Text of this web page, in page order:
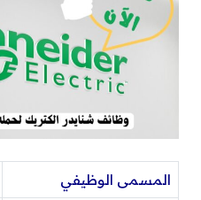
المسمى الوظيفي